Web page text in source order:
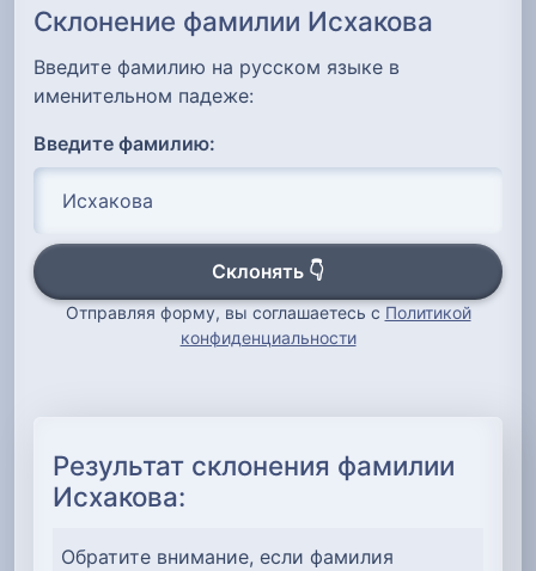
Склонение фамилии Исхакова
Введите фамилию на русском языке в
именительном падеже:
Введите фамилию:
Склонять 👇
Отправляя форму, вы соглашаетесь с Политикой
конфиденциальности
Результат склонения фамилии
Исхакова:
Обратите внимание, если фамилия